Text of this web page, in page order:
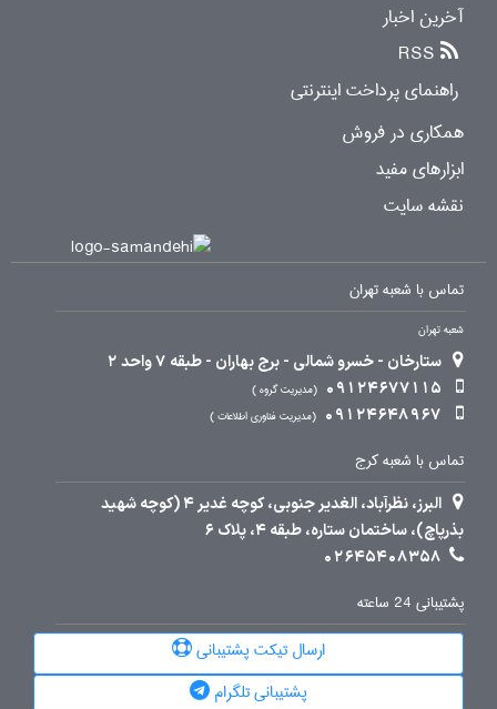
آخرین اخبار
RSS
راهنمای پرداخت اینترنتی
همکاری در فروش
ابزارهای مفید
نقشه سایت
تماس با شعبه تهران
شعبه تهران
ستارخان - خسرو شمالی - برج بهاران - طبقه 7 واحد 2
09124677115
مدیریت گروه
09124648967 مدیریت فناوری اطلاعات
تماس با شعبه کرج
البرز، نظرآباد، الغدیر جنوبی، کوچه غدیر 4 (کوچه شهید
بذرپاچ)، ساختمان ستاره، طبقه 4، پلاک 6
02645408358
پشتیبانی 24 ساعته
ارسال تیکت پشتیبانی
پشتیبانی تلگرام